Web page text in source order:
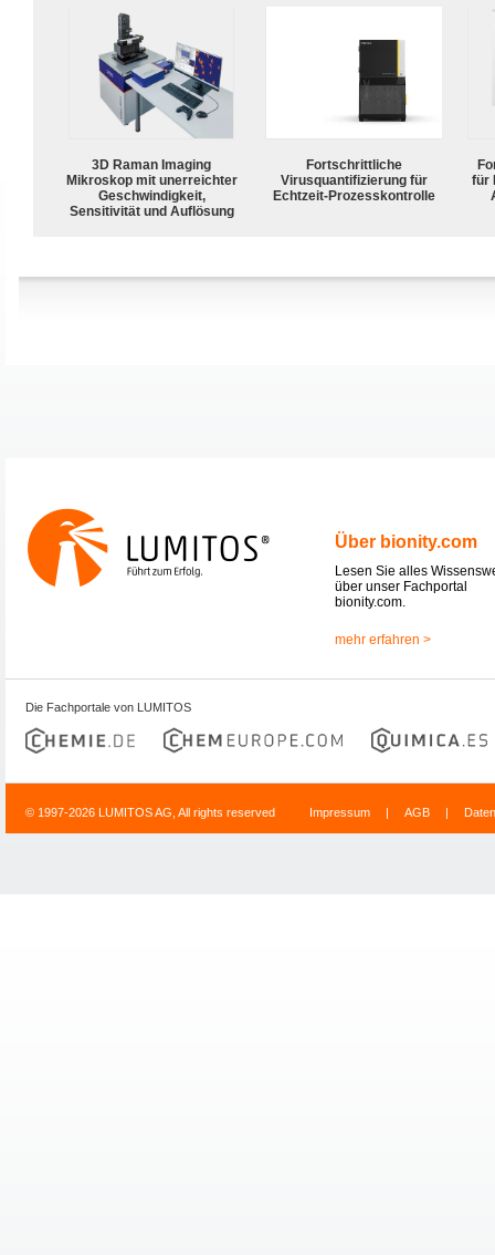
3D Raman Imaging
Mikroskop mit unerreichter
Geschwindigkeit,
Sensitivität und Auflösung
Fortschrittliche
Virusquantifizierung für
Echtzeit-Prozesskontrolle
für
Über bionity.com
Lesen Sie alles
über unser Fachportal
bionity.com.
mehr erfahren >
Die Fachportale von LUMITOS
© 1997-2026 LUMITOS AG, All rights reserved Impressum | AGB |